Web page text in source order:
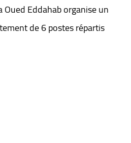
Eddahab organise un
de 6 postes répartis